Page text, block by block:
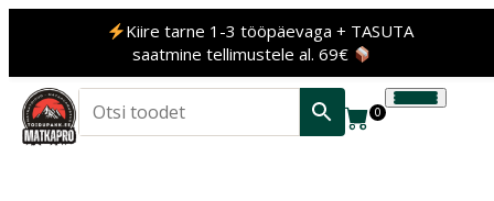
0
Kiire tarne 1-3 tööpäevaga + TASUTA
saatmine tellimustele al. 69€